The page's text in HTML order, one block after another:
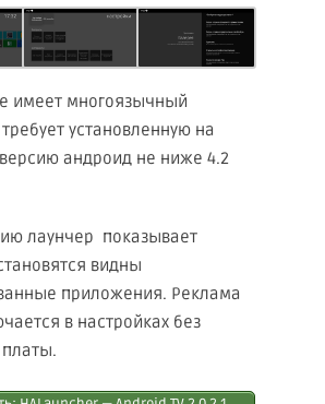
имеет многоязычный
установленную на
версию андроид не ниже 4.2
лаунчер показывает
видны
приложения. Реклама
в настройках без